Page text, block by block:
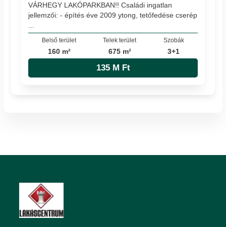
VÁRHEGY LAKÓPARKBAN!! Családi ingatlan
jellemzői: - építés éve 2009 ytong, tetőfedése cserép
Belső terület
160 m²
Telek terület
675 m²
Szobák
3+1
135 M Ft